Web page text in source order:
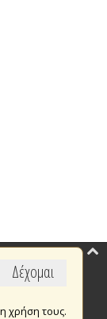
Δέχομαι
χρήση τους.